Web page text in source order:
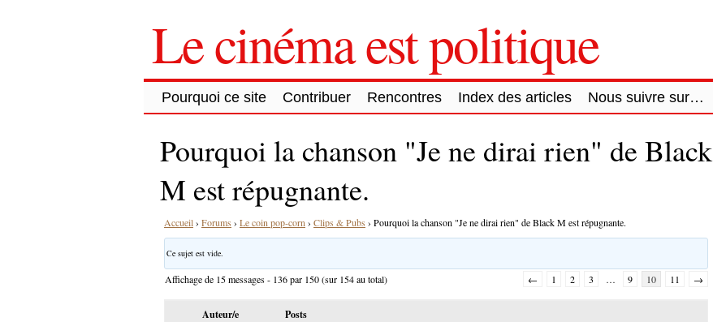
Le cinéma est politique
Pourquoi ce site Contribuer Rencontres Index des articles Nous suivre sur…
Pourquoi la chanson "Je ne dirai rien" de Black
M est répugnante.
Accueil› Forums › Le coin pop-corn › Clips & Pubs › Pourquoi la chanson "Je ne dirai rien" de Black M est répugnante.
Ce sujet est vide.
Affichage de 15 messages - 136 par 150 (sur 154 au total) ← 1 2 3 … 9 10 11 →
Auteur/e Posts